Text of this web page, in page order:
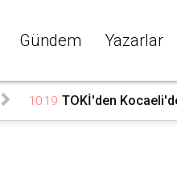
Gündem Yazarlar
10:19 TOKİ'den